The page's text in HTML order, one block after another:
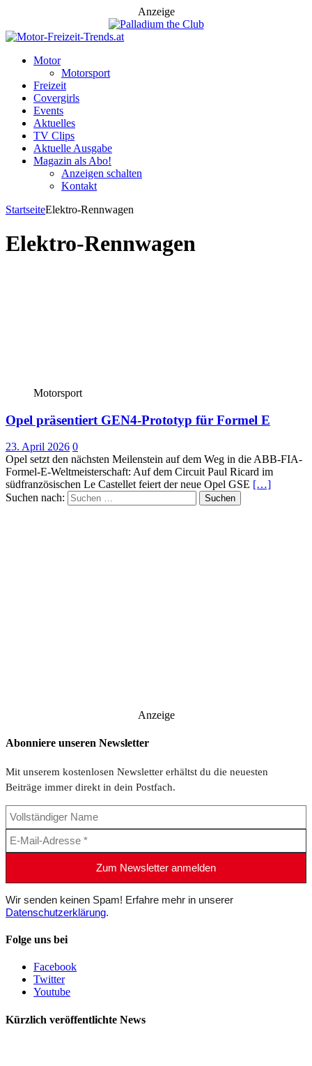
Anzeige
Motor
Motorsport
Freizeit
Covergirls
Events
Aktuelles
TV Clips
Aktuelle Ausgabe
Magazin als Abo!
Anzeigen schalten
Kontakt
StartseiteElektro-Rennwagen
Elektro-Rennwagen
Motorsport
Opel präsentiert GEN4-Prototyp für Formel E
23. April 2026 0
Opel setzt den nächsten Meilenstein auf dem Weg in die ABB-FIA-
Formel-E-Weltmeisterschaft: Auf dem Circuit Paul Ricard im
südfranzösischen Le Castellet feiert der neue Opel GSE […]
Suchen nach:
Anzeige
Abonniere unseren Newsletter
Mit unserem kostenlosen Newsletter erhältst du die neuesten
Beiträge immer direkt in dein Postfach.
Wir senden keinen Spam! Erfahre mehr in unserer
Datenschutzerklärung.
Folge uns bei
Facebook
Twitter
Youtube
Kürzlich veröffentlichte News